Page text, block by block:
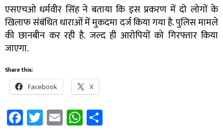
एसएचओ धर्मवीर सिंह ने बताया कि इस प्रकरण में दो लोगों के
खिलाफ संबंधित धाराओं में मुकदमा दर्ज किया गया है. पुलिस मामले
की छानबीन कर रही है. जल्द ही आरोपियों को गिरफ्तार किया
जाएगा.
Share this:
Facebook X
Facebook
Twitter
EmailWhatsApp